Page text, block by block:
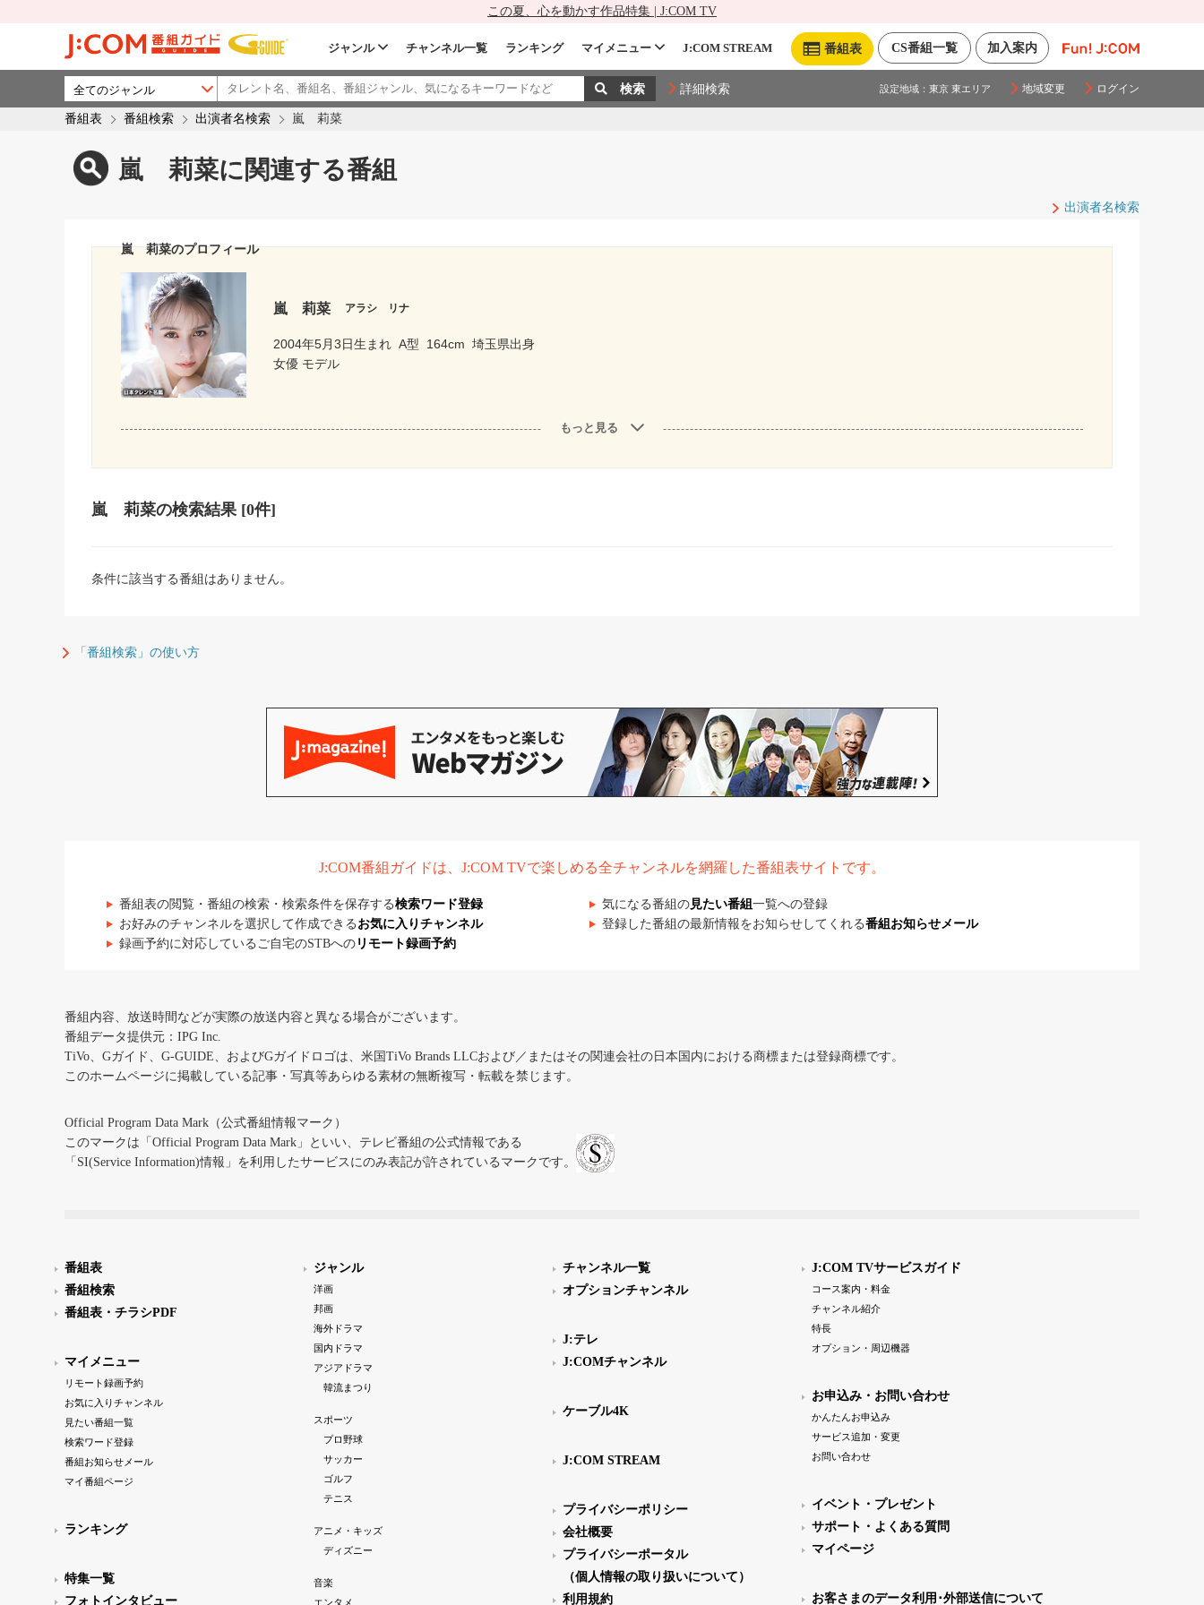
この夏、心を動かす作品特集 | J:COM TV
加入案内
CS番組一覧
番組表
ジャンル チャンネル一覧 ランキング マイメニュー J:COM STREAM
詳細検索 設定地域： 東京 東エリア 地域変更 ログイン
番組表 番組検索 出演者名検索 嵐 莉菜
嵐 莉菜に関連する番組
出演者名検索
嵐 莉菜のプロフィール
嵐 莉菜 アラシ リナ
2004年5月3日生まれ A型 164cm 埼玉県出身
女優 モデル
もっと見る
嵐 莉菜の検索結果 [0件]
条件に該当する番組はありません。
「番組検索」の使い方
J:COM番組ガイドは、J:COM TVで楽しめる全チャンネルを網羅した番組表サイトです。
番組表の閲覧・番組の検索・検索条件を保存する検索ワード登録 気になる番組の見たい番組 一覧への登録
お好みのチャンネルを選択して作成できる お気に入りチャンネル 登録した番組の最新情報をお知らせしてくれる番組お知らせメール
録画予約に対応しているご自宅のSTBへの リモート録画予約
番組内容、放送時間などが実際の放送内容と異なる場合がございます。
番組データ提供元：IPG Inc.
TiVo、Gガイド、G-GUIDE、およびGガイドロゴは、米国TiVo Brands LLCおよび／またはその関連会社の日本国内における商標または登録商標です。
このホームページに掲載している記事・写真等あらゆる素材の無断複写・転載を禁じます。
Official Program Data Mark（公式番組情報マーク）
このマークは「Official Program Data Mark」といい、テレビ番組の公式情報である
「SI(Service Information)情報」を利用したサービスにのみ表記が許されているマークです。
番組表
番組検索
番組表・チラシPDF
マイメニュー
リモート録画予約
お気に入りチャンネル
見たい番組一覧
検索ワード登録
番組お知らせメール
マイ番組ページ
ランキング
特集一覧
フォトインタビュー
ジャンル
洋画
邦画
海外ドラマ
国内ドラマ
アジアドラマ
韓流まつり
スポーツ
プロ野球
サッカー
ゴルフ
テニス
アニメ・キッズ
ディズニー
音楽
エンタメ
チャンネル一覧
オプションチャンネル
J:テレ
J:COMチャンネル
ケーブル4K
J:COM STREAM
プライバシーポリシー
会社概要
プライバシーポータル
（個人情報の取り扱いについて）
利用規約
J:COM TVサービスガイド
コース案内・料金
チャンネル紹介
特長
オプション・周辺機器
お申込み・お問い合わせ
かんたんお申込み
サービス追加・変更
お問い合わせ
イベント・プレゼント
サポート・よくある質問
マイページ
お客さまのデータ利用･外部送信について